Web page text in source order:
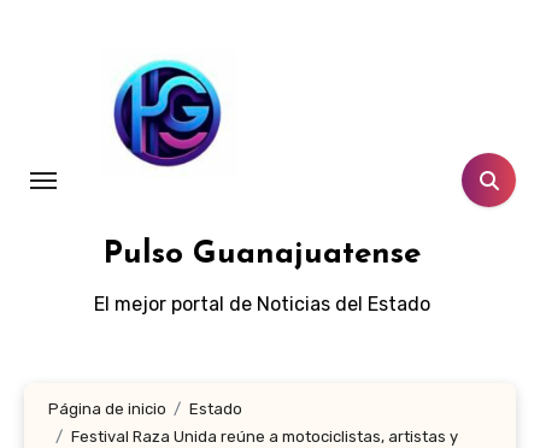
Pulso Guanajuatense
El mejor portal de Noticias del Estado
Página de inicio
Estado
Festival Raza Unida reúne a motociclistas, artistas y